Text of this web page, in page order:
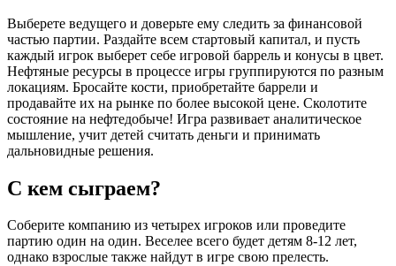
Выберете ведущего и доверьте ему следить за финансовой
частью партии. Раздайте всем стартовый капитал, и пусть
каждый игрок выберет себе игровой баррель и конусы в цвет.
Нефтяные ресурсы в процессе игры группируются по разным
локациям. Бросайте кости, приобретайте баррели и
продавайте их на рынке по более высокой цене. Сколотите
состояние на нефтедобыче! Игра развивает аналитическое
мышление, учит детей считать деньги и принимать
дальновидные решения.
С кем сыграем?
Соберите компанию из четырех игроков или проведите
партию один на один. Веселее всего будет детям 8-12 лет,
однако взрослые также найдут в игре свою прелесть.